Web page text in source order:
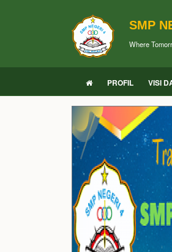
SMP
Where
PROFIL VISI